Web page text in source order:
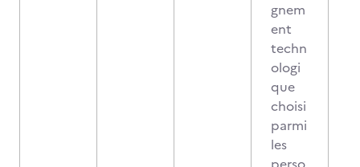
gnem
ent
techn
ologi
que
choisi
parmi
les